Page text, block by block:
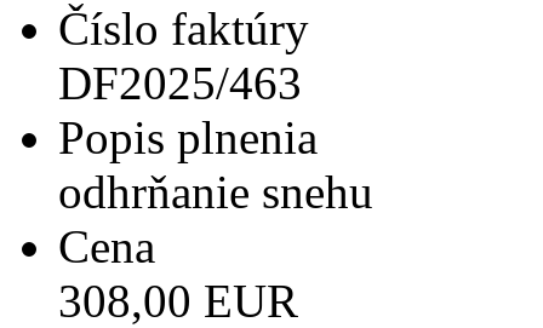
Číslo faktúry
DF2025/463
Popis plnenia
odhrňanie snehu
Cena
308,00 EUR